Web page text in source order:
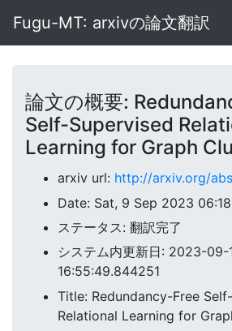
Fugu-MT: arxivの論文翻訳
論文の概要:
Self-Supervised
Learning for Graph
arxiv url: http://arxiv.org/
Date: Sat, 9 Sep 2023
ステータス: 翻訳完了
システム内更新日: 2023-09-
16:55:49.844251
Title: Redundancy-Free
Relational Learning for